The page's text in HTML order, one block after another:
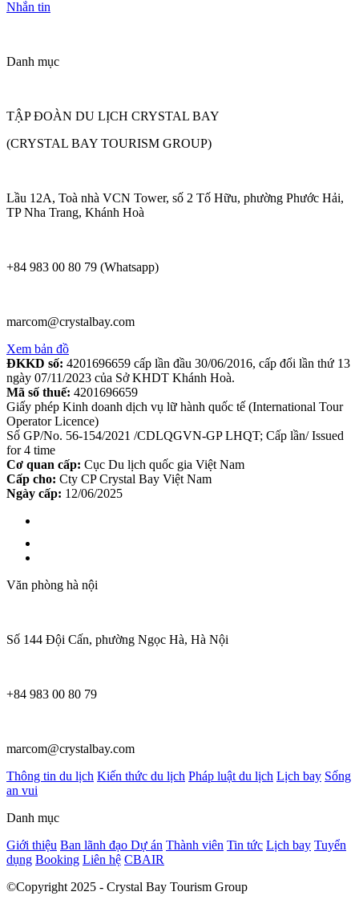
Nhắn tin
Danh mục
TẬP ĐOÀN DU LỊCH CRYSTAL BAY
(CRYSTAL BAY TOURISM GROUP)
Lầu 12A, Toà nhà VCN Tower, số 2 Tố Hữu, phường Phước Hải,
TP Nha Trang, Khánh Hoà
+84 983 00 80 79 (Whatsapp)
marcom@crystalbay.com
Xem bản đồ
ĐKKD số: 4201696659 cấp lần đầu 30/06/2016, cấp đổi lần thứ 13
ngày 07/11/2023 của Sở KHDT Khánh Hoà.
Mã số thuế: 4201696659
Giấy phép Kinh doanh dịch vụ lữ hành quốc tế (International Tour
Operator Licence)
Số GP/No. 56-154/2021 /CDLQGVN-GP LHQT; Cấp lần/ Issued
for 4 time
Cơ quan cấp: Cục Du lịch quốc gia Việt Nam
Cấp cho: Cty CP Crystal Bay Việt Nam
Ngày cấp: 12/06/2025
Văn phòng hà nội
Số 144 Đội Cấn, phường Ngọc Hà, Hà Nội
+84 983 00 80 79
marcom@crystalbay.com
Thông tin du lịch Kiến thức du lịch Pháp luật du lịch Lịch bay Sống
an vui
Danh mục
Giới thiệu Ban lãnh đạo Dự án Thành viên Tin tức Lịch bay Tuyển
dụng Booking Liên hệ CBAIR
©Copyright 2025 - Crystal Bay Tourism Group